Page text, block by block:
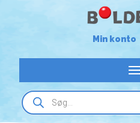
Min konto
Products
search